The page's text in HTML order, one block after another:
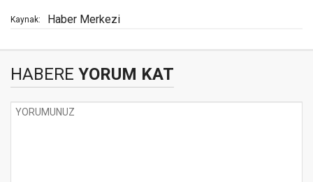
Kaynak: Haber Merkezi
HABERE YORUM KAT